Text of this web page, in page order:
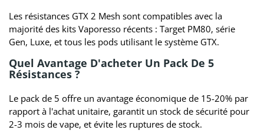
Les résistances GTX 2 Mesh sont compatibles avec la
majorité des kits Vaporesso récents : Target PM80, série
Gen, Luxe, et tous les pods utilisant le système GTX.
Quel Avantage D'acheter Un Pack De 5
Résistances ?
Le pack de 5 offre un avantage économique de 15-20% par
rapport à l'achat unitaire, garantit un stock de sécurité pour
2-3 mois de vape, et évite les ruptures de stock.